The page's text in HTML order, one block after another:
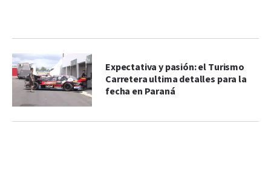
Expectativa y pasión: el Turismo
Carretera ultima detalles para la
fecha en Paraná